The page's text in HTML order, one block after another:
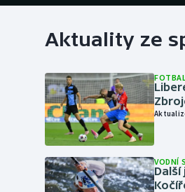
Aktuality ze
VODNÍ